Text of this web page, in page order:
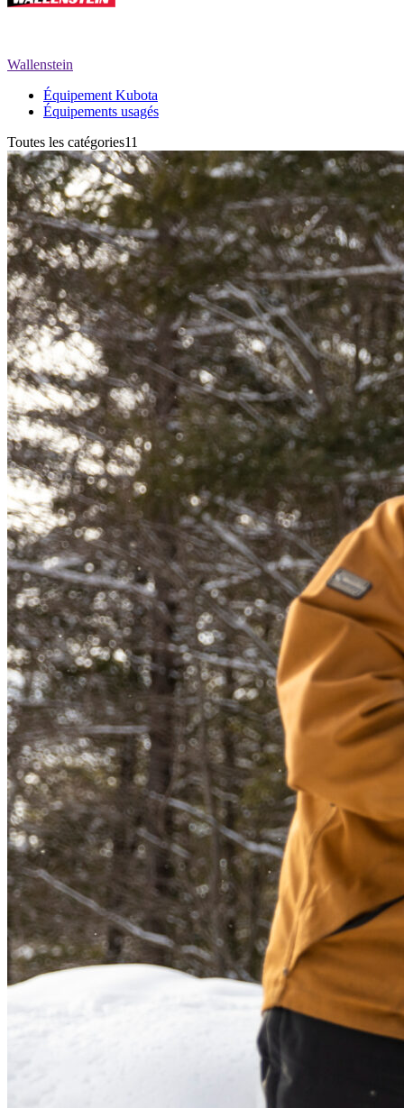
Wallenstein
Équipement Kubota
Équipements usagés
Toutes les catégories11